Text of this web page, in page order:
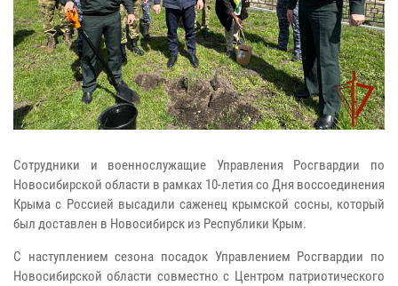
Сотрудники и военнослужащие Управления Росгвардии по
Новосибирской области в рамках 10-летия со Дня воссоединения
Крыма с Россией высадили саженец крымской сосны, который
был доставлен в Новосибирск из Республики Крым.
С наступлением сезона посадок Управлением Росгвардии по
Новосибирской области совместно с Центром патриотического